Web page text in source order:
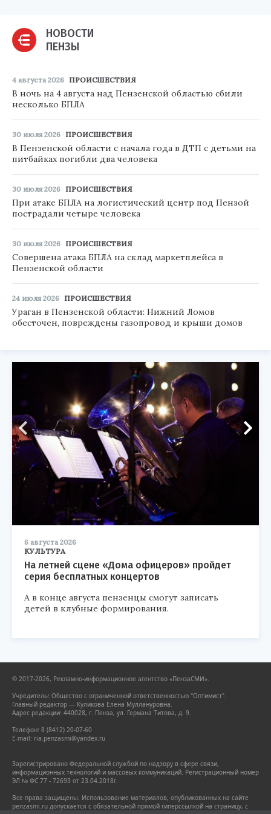
НОВОСТИ
ПЕНЗЫ
4 августа 2026 ПРОИСШЕСТВИЯ
В ночь на 4 августа над Пензенской областью сбили
несколько БПЛА
30 июля 2026 ПРОИСШЕСТВИЯ
В Пензенской области с начала года в ДТП с детьми на
питбайках погибли два человека
30 июля 2026 ПРОИСШЕСТВИЯ
При атаке БПЛА на логистический центр под Пензой
пострадали четыре человека
30 июля 2026 ПРОИСШЕСТВИЯ
Совершена атака БПЛА на склад маркетплейса в
Пензенской области
24 июля 2026 ПРОИСШЕСТВИЯ
Ураган в Пензенской области: Нижний Ломов
обесточен, повреждены газопровод и крыши домов
6 августа 2026
КУЛЬТУРА
На летней сцене «Дома офицеров» пройдет
серия бесплатных концертов
А в конце августа пензенцы смогут записать
детей в клубные формирования.
© 2017-2026, Рекламно-информационное агентство «ПензаСМИ».
Учредитель: Общество с ограниченной ответственностью "Оптимист".
Главный редактор — Куликова Елена Муллануровна.
Адрес редакции: 440028, г. Пенза, ул. Германа Титова, д. 9.
Телефон: 8 (8412) 20-07-60
E-mail: ria.penzasmi@yandex.ru
Зарегистрировано Федеральной службой по надзору в сфере связи,
информационных технологий и массовых коммуникаций. Регистрационный номер
ЭЛ № ФС 77 - 72693 от 23.04.2018г.
Все права защищены. Использование материалов, опубликованных на сайте
penzasmi.ru допускается с обязательной прямой гиперссылкой на страницу, с